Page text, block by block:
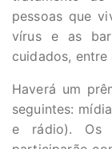
pessoas que
vírus e as
cuidados, entre
Haverá um
seguintes:
e rádio). Os